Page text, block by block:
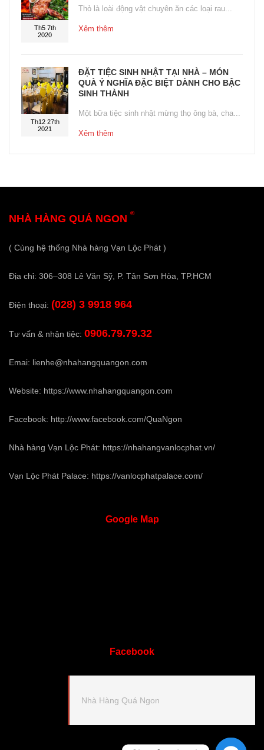
Th5 7th
2020
Thỏ là loài động vật chuyên ăn các loại rau...
Xêm thêm
Th12 27th
2021
ĐẶT TIỆC SINH NHẬT TẠI NHÀ – MÓN
QUÀ Ý NGHĨA ĐẶC BIỆT DÀNH CHO BẬC
SINH THÀNH
Một bữa tiệc sinh nhật mừng thọ ông bà, cha...
Xêm thêm
NHÀ HÀNG QUÁ NGON ®
( Cùng hệ thống Nhà hàng Vạn Lộc Phát )
Địa chỉ: 306–308 Lê Văn Sỹ, P. Tân Sơn Hòa, TP.HCM
Điện thoại: (028) 3 9918 964
Tư vấn & nhận tiệc: 0906.79.79.32
Emai: lienhe@nhahangquangon.com
Website: https://www.nhahangquangon.com
Facebook: http://www.facebook.com/QuaNgon
Nhà hàng Vạn Lộc Phát: https://nhahangvanlocphat.vn/
Vạn Lộc Phát Palace: https://vanlocphatpalace.com/
GoogleMap
Facebook
Nhà Hàng Quá Ngon